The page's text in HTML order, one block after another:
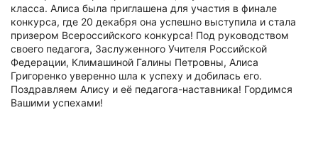
класса. Алиса была приглашена для участия в финале
конкурса, где 20 декабря она успешно выступила и стала
призером Всероссийского конкурса! Под руководством
своего педагога, Заслуженного Учителя Российской
Федерации, Климашиной Галины Петровны, Алиса
Григоренко уверенно шла к успеху и добилась его.
Поздравляем Алису и её педагога-наставника! Гордимся
Вашими успехами!️